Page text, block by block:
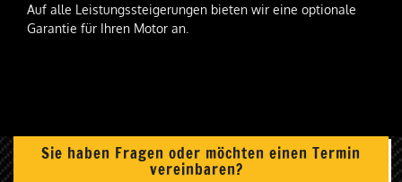
Auf alle Leistungssteigerungen bieten wir eine optionale
Garantie für Ihren Motor an.
Sie haben Fragen oder möchten einen Termin
vereinbaren?